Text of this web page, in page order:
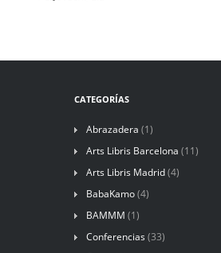
CATEGORÍAS
Abrazadera (1)
Arts Libris Barcelona (11)
Arts Libris Madrid(4)
BabaKamo(4)
BAMMM (1)
Conferencias (33)